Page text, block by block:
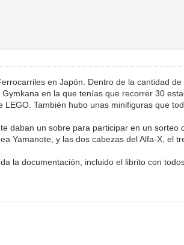
en Japón. Dentro de la cantidad
en la que tenías que recorrer 30
También hubo unas minifiguras que
daban un sobre para participar en un
Yamanote, y las dos cabezas del Alfa-X, el
la documentación, incluido el librito con